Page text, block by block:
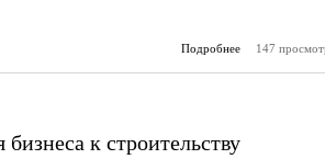
Подробнее
о В
147
к строительству